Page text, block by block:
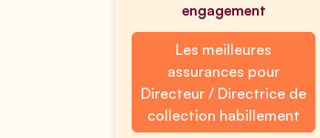
engagement
Les meilleures
assurances pour
Directeur / Directrice de
collection habillement